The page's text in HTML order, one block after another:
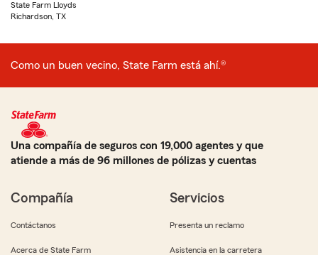
State Farm Lloyds
Richardson, TX
Como un buen vecino, State Farm está ahí.®
Una compañía de seguros con 19,000 agentes y que
atiende a más de 96 millones de pólizas y cuentas
Compañía
Contáctanos
Acerca de State Farm
Servicios
Presenta un reclamo
Asistencia en la carretera